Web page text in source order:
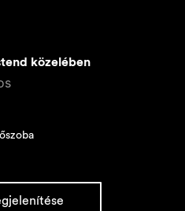
közelében